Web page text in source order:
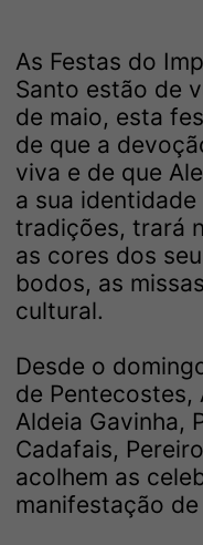
As Festas do
Santo estão de
de maio, esta
de que a
viva e de que
a sua
tradições, trará
as cores dos
bodos, as
cultural.
Desde o
de Pentecostes,
Aldeia Gavinha,
Cadafais,
acolhem as
manifestação